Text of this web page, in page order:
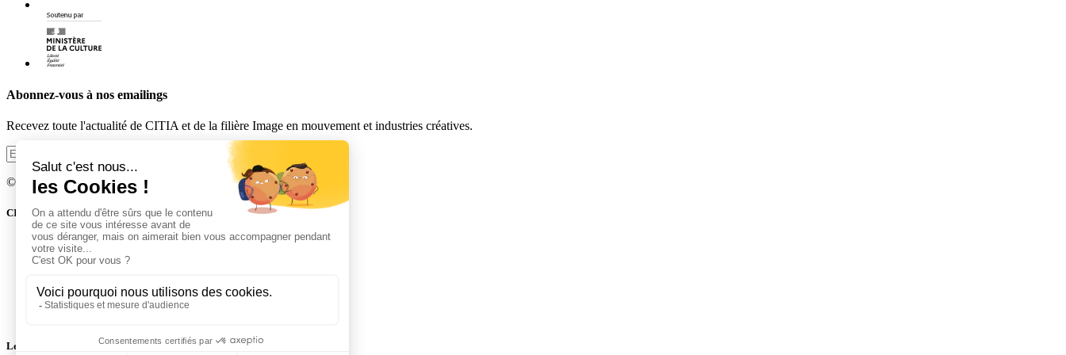
Abonnez-vous à nos emailings
Recevez toute l'actualité de CITIA et de la filière Image en mouvement et industries créatives.
© 2014 - 2026 CITIA. Tous droits réservés.
CITIA en bref
Historique et statuts
Mentions légales et CGU
Plan du site
Contact
Les sites CITIA